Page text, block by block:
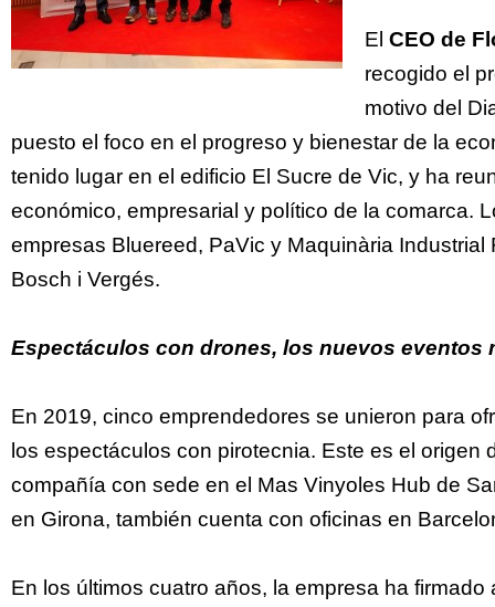
ElCEO de
recogido el
motivo del
puesto el foco en el progreso y bienestar de la
tenido lugar en el edificio El Sucre de Vic, y ha
económico, empresarial y político de la comarca.
empresas Bluereed, PaVic y Maquinària
Bosch i Vergés.
Espectáculos con drones, los nuevos eventos
En 2019, cinco emprendedores se unieron para
los espectáculos con pirotecnia. Este es el origen
compañía con sede en el Mas Vinyoles Hub de
en Girona, también cuenta con oficinas en
En los últimos cuatro años, la empresa ha